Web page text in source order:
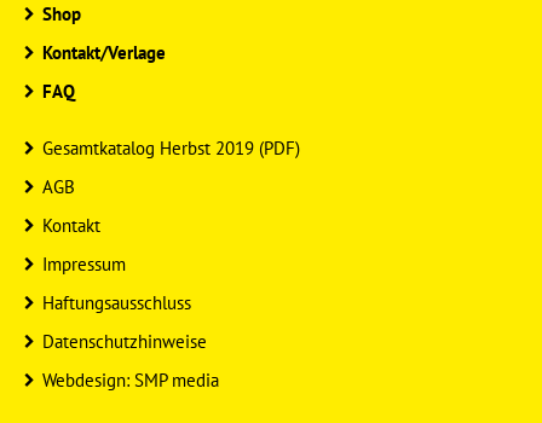
Shop
Kontakt/Verlage
FAQ
Gesamtkatalog Herbst 2019 (PDF)
AGB
Kontakt
Impressum
Haftungsausschluss
Datenschutzhinweise
Webdesign: SMP media